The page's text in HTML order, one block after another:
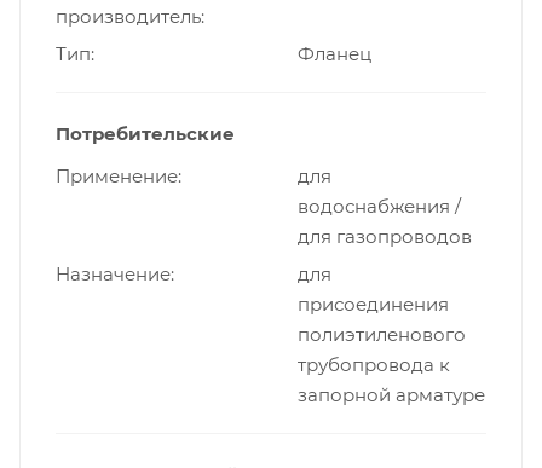
производитель
Тип Фланец
Потребительские
Применение
для
водоснабжения /
для газопроводов
Назначение
для
присоединения
полиэтиленового
трубопровода к
запорной арматуре